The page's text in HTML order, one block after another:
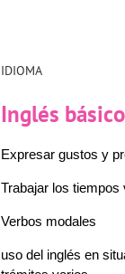
IDIOMA
Inglés
Expresar gustos y
Trabajar los tiempos
Verbos modales
uso del inglés en